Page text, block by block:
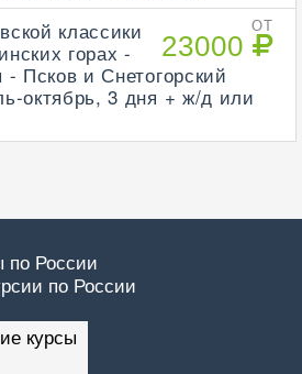
ОТ
23000
классики
горах -
Псков и Снетогорский
октябрь, 3 дня + ж/д или
по России
по России
курсы